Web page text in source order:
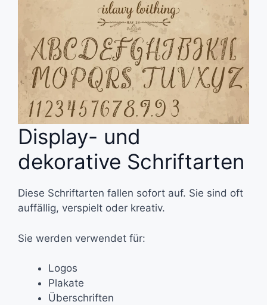
Display- und
dekorative Schriftarten
Diese Schriftarten fallen sofort auf. Sie sind oft
auffällig, verspielt oder kreativ.
Sie werden verwendet für:
Logos
Plakate
Überschriften